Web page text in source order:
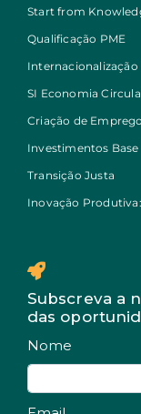
Start from
Qualificação PME
Internacionalização
SI Economia
Criação de Emprego
Investimentos
Transição Justa
Inovação
Subscreva a
das